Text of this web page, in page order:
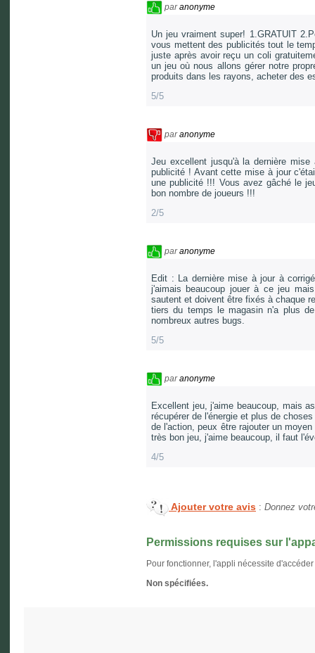
paranonyme
Un jeu vraiment super! 1.GRATUIT
vous mettent des publicités tout le
juste après avoir reçu un coli
un jeu où nous allons gérer notre
produits dans les rayons, acheter des
5/5
paranonyme
Jeu excellent jusqu'à la dernière
publicité ! Avant cette mise à jour
une publicité !!! Vous avez gâché le
bon nombre de joueurs !!!
2/5
paranonyme
Edit : La dernière mise à jour à
j'aimais beaucoup jouer à ce jeu
sautent et doivent être fixés à chaque
tiers du temps le magasin n'a plus
nombreux autres bugs.
5/5
paranonyme
Excellent jeu, j'aime beaucoup, mais
récupérer de l'énergie et plus de
de l'action, peux être rajouter un
très bon jeu, j'aime beaucoup, il faut
4/5
Ajouter votre avis : Donnez
Permissions requises sur
Pour fonctionner, l'appli nécessite
Non spécifiées.